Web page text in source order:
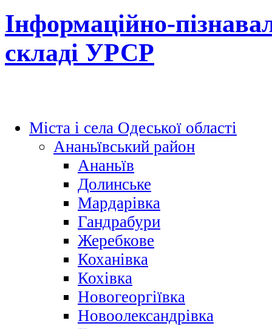
Інформаційно-
складі УРСР
Міста і села Одеської області
Ананьївський район
Ананьїв
Долинське
Мардарівка
Гандрабури
Жеребкове
Коханівка
Кохівка
Новогеоргіївка
Новоолександрівка